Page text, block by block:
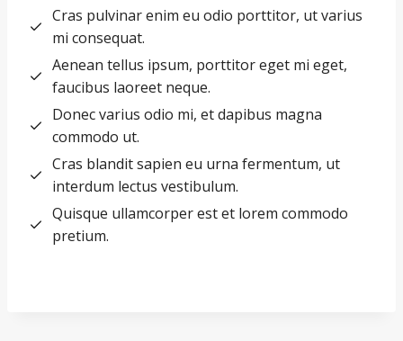
Cras pulvinar enim eu odio porttitor, ut varius
mi consequat.
Aenean tellus ipsum, porttitor eget mi eget,
faucibus laoreet neque.
Donec varius odio mi, et dapibus magna
commodo ut.
Cras blandit sapien eu urna fermentum, ut
interdum lectus vestibulum.
Quisque ullamcorper est et lorem commodo
pretium.